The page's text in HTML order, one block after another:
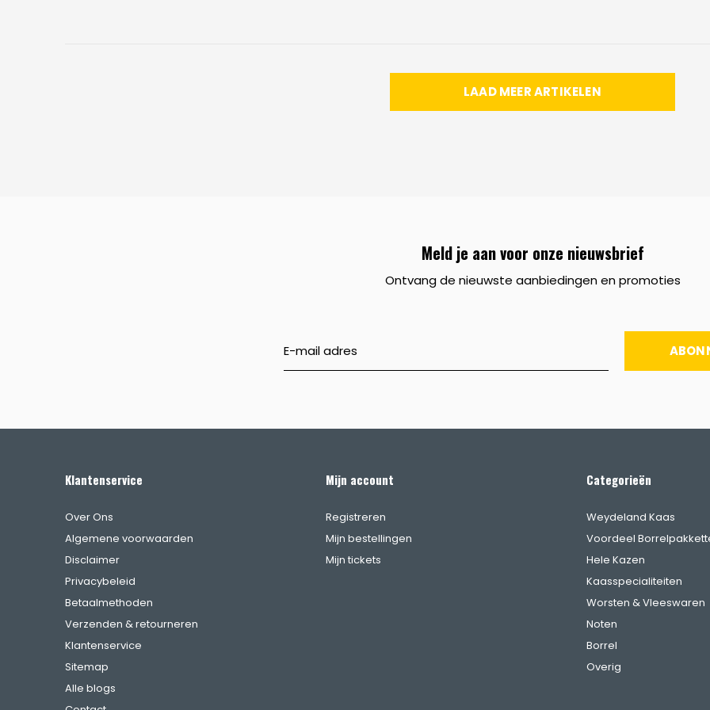
LAAD MEER ARTIKELEN
Meld je aan voor onze nieuwsbrief
Ontvang de nieuwste aanbiedingen en promoties
Klantenservice
Over Ons
Algemene voorwaarden
Disclaimer
Privacybeleid
Betaalmethoden
Verzenden & retourneren
Klantenservice
Sitemap
Alle blogs
Mijn account
Registreren
Mijn bestellingen
Mijn tickets
Categorieën
Weydeland Kaas
Voordeel
Hele Kazen
Kaasspecialiteiten
Worsten & Vleeswaren
Noten
Borrel
Overig